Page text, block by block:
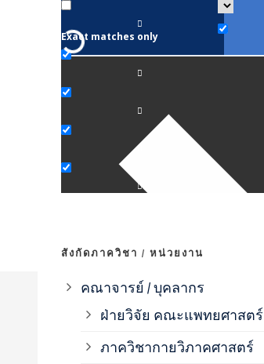
Exact matches only
สังกัดภาควิชา / หน่วยงาน
คณาจารย์ / บุคลากร
ฝ่ายวิจัย คณะแพทยศาสตร์
ภาควิชากายวิภาคศาสตร์